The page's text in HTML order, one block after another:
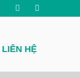
LIÊN HỆ